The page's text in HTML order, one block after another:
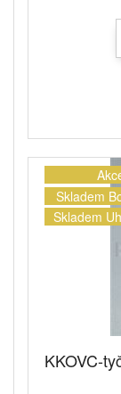
Skladem
Skladem
KKOVC-